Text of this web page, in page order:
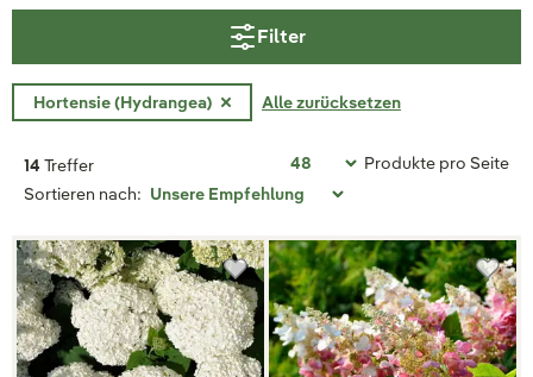
Filter
Hortensie (Hydrangea) Alle zurücksetzen
14 Treffer
Produkte pro Seite
Sortieren nach: